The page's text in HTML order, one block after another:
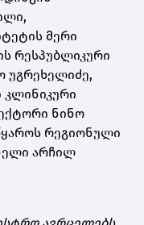
მერი
რესპუბლიკური
უგრეხელიძე,
კლინიკური
ნინო
რეგიონული
არჩილ